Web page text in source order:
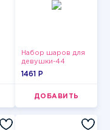
Набор шаров для
девушки-44
1461 P
ДОБАВИТЬ